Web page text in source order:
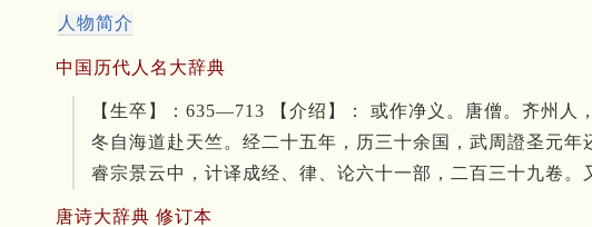
人物简介
中国历代人名大辞典
【生卒】：635—713 【介绍】： 或作净义。唐僧。齐州
冬自海道赴天竺。经二十五年，历三十余国，武周證圣元
睿宗景云中，计译成经、律、论六十一部，二百三十九卷。
唐诗大辞典 修订本